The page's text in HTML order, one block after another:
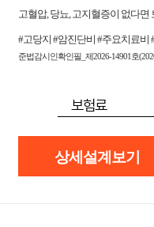
고혈압, 당뇨, 고지혈증이 없다
#고당지 #암진단비 #주요치료비
준법감시인확인필_제2026-14901호
보험료
상세설계보기